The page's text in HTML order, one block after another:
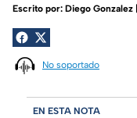
Escrito por: Diego Gonzalez
No soportado
EN ESTA NOTA